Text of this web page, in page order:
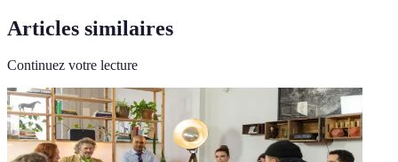
Articles similaires
Continuez votre lecture